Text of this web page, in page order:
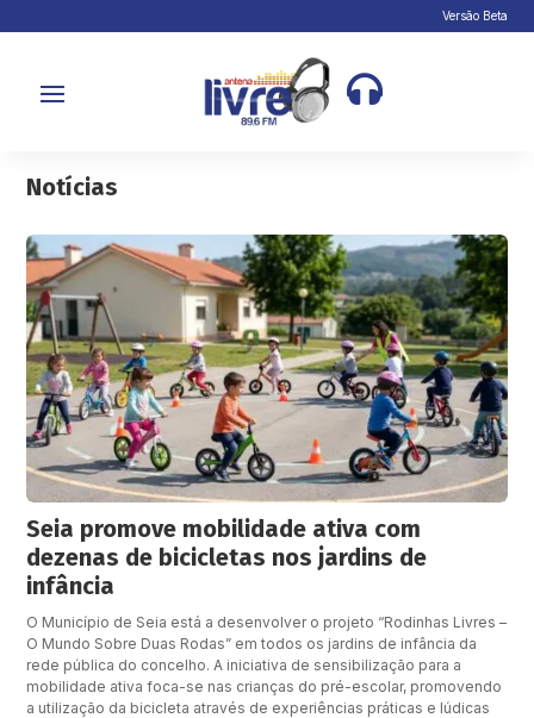
Versão Beta

Notícias
Seia promove mobilidade ativa com
dezenas de bicicletas nos jardins de
infância
O Município de Seia está a desenvolver o projeto “Rodinhas Livres –
O Mundo Sobre Duas Rodas” em todos os jardins de infância da
rede pública do concelho. A iniciativa de sensibilização para a
mobilidade ativa foca-se nas crianças do pré-escolar, promovendo
a utilização da bicicleta através de experiências práticas e lúdicas